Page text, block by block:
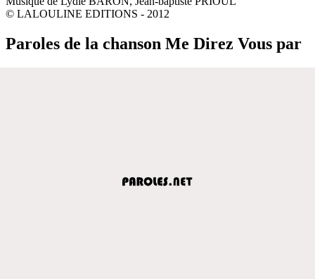
© LALOULINE EDITIONS - 2012
Paroles de la chanson Me Direz Vous par